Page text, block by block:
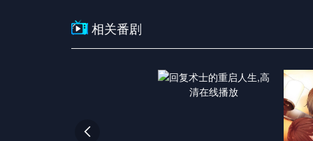
相关番剧
